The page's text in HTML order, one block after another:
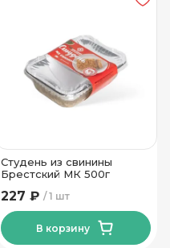
Студень из свинины
Брестский МК 500г
1 шт
227 ₽
В корзину